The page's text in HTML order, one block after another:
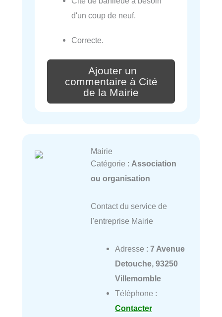
d'un coup de neuf.
Correcte.
Ajouter un
commentaire à Cité
de la Mairie
Mairie
Catégorie : Association
ou organisation
Contact du service de
l'entreprise Mairie
Adresse : 7 Avenue
Detouche, 93250
Villemomble
Téléphone :
Contacter